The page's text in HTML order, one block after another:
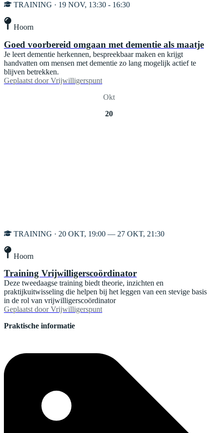
TRAINING · 19 NOV, 13:30 - 16:30
Hoorn
Goed voorbereid omgaan met dementie als maatje
Je leert dementie herkennen, bespreekbaar maken en krijgt
handvatten om mensen met dementie zo lang mogelijk actief te
blijven betrekken.
Geplaatst door Vrijwilligerspunt
Okt
20
TRAINING · 20 OKT, 19:00 — 27 OKT, 21:30
Hoorn
Training Vrijwilligerscoördinator
Deze tweedaagse training biedt theorie, inzichten en
praktijkuitwisseling die helpen bij het leggen van een stevige basis
in de rol van vrijwilligerscoördinator
Geplaatst door Vrijwilligerspunt
Praktische informatie